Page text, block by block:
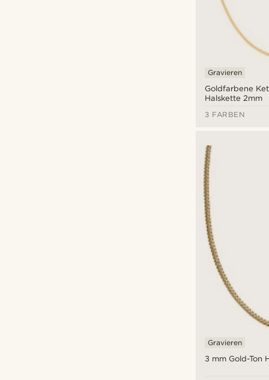
Goldfarbene
Halskette 2mm
Gravieren
3 FARBEN
3 mm Gold-Ton
Gravieren